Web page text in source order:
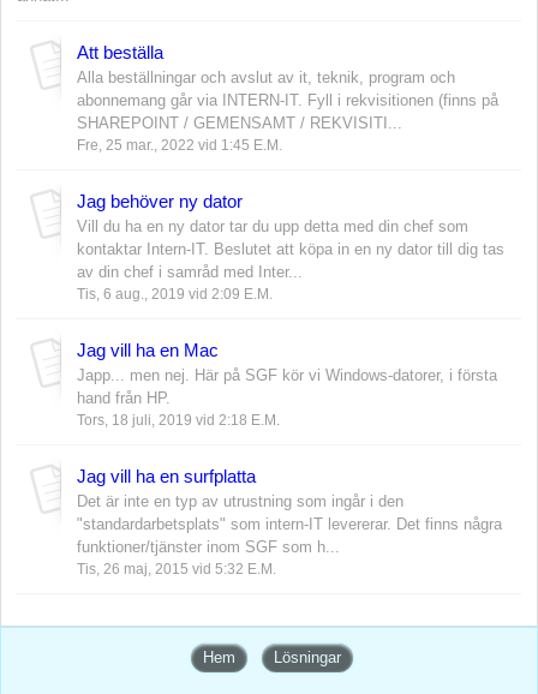
Att beställa
Alla beställningar och avslut av it, teknik, program och
abonnemang går via INTERN-IT. Fyll i rekvisitionen (finns på
SHAREPOINT / GEMENSAMT / REKVISITI...
Fre, 25 mar., 2022 vid 1:45 E.M.
Jag behöver ny dator
Vill du ha en ny dator tar du upp detta med din chef som
kontaktar Intern-IT. Beslutet att köpa in en ny dator till dig tas
av din chef i samråd med Inter...
Tis, 6 aug., 2019 vid 2:09 E.M.
Jag vill ha en Mac
Japp... men nej. Här på SGF kör vi Windows-datorer, i första
hand från HP.
Tors, 18 juli, 2019 vid 2:18 E.M.
Jag vill ha en surfplatta
Det är inte en typ av utrustning som ingår i den
"standardarbetsplats" som intern-IT levererar. Det finns några
funktioner/tjänster inom SGF som h...
Tis, 26 maj, 2015 vid 5:32 E.M.
Hem Lösningar